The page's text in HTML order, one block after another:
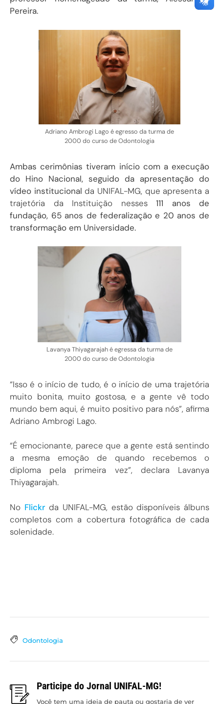
Pereira.
Adriano Ambrogi Lago é egresso da turma de
2000 do curso de Odontologia
Ambas cerimônias tiveram início com a execução
do Hino Nacional, seguido da apresentação do
vídeo institucionalda UNIFAL-MG, que apresenta a
trajetória da Instituição nesses111 anos de
fundação, 65 anos de federalização e 20 anos de
transformação em Universidade.
Lavanya Thiyagarajah é egressa da turma de
2000 do curso de Odontologia
“Isso é o início de tudo, é o início de uma trajetória
muito bonita, muito gostosa, e a gente vê todo
mundo bem aqui, é muito positivo para nós”, afirma
Adriano Ambrogi Lago.
“É emocionante, parece que a gente está sentindo
a mesma emoção de quando recebemos o
diploma pela primeira vez”, declara Lavanya
Thiyagarajah.
No Flickrda UNIFAL-MG, estão disponíveis álbuns
completos com a cobertura fotográfica de cada
solenidade.
Odontologia
Participe do Jornal UNIFAL-MG!
Você tem uma ideia de pauta ou gostaria de ver